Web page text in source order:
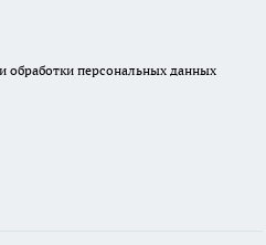
обработки персональных данных